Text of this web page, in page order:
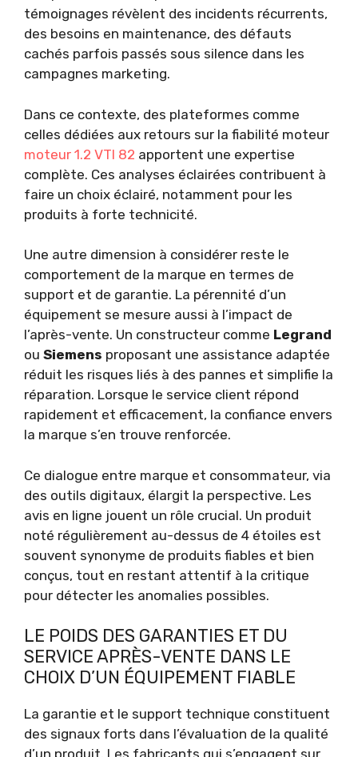
témoignages révèlent des incidents récurrents,
des besoins en maintenance, des défauts
cachés parfois passés sous silence dans les
campagnes marketing.
Dans ce contexte, des plateformes comme
celles dédiées aux retours sur la fiabilité moteur
moteur 1.2 VTI 82 apportent une expertise
complète. Ces analyses éclairées contribuent à
faire un choix éclairé, notamment pour les
produits à forte technicité.
Une autre dimension à considérer reste le
comportement de la marque en termes de
support et de garantie. La pérennité d’un
équipement se mesure aussi à l’impact de
l’après-vente. Un constructeur comme Legrand
ou Siemens proposant une assistance adaptée
réduit les risques liés à des pannes et simplifie la
réparation. Lorsque le service client répond
rapidement et efficacement, la confiance envers
la marque s’en trouve renforcée.
Ce dialogue entre marque et consommateur, via
des outils digitaux, élargit la perspective. Les
avis en ligne jouent un rôle crucial. Un produit
noté régulièrement au-dessus de 4 étoiles est
souvent synonyme de produits fiables et bien
conçus, tout en restant attentif à la critique
pour détecter les anomalies possibles.
LE POIDS DES GARANTIES ET DU
SERVICE APRÈS-VENTE DANS LE
CHOIX D’UN ÉQUIPEMENT FIABLE
La garantie et le support technique constituent
des signaux forts dans l’évaluation de la qualité